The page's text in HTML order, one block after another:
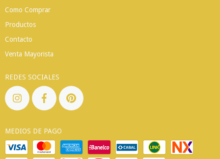
Como Comprar
Productos
Contacto
Venta Mayorista
REDES SOCIALES
MEDIOS DE PAGO